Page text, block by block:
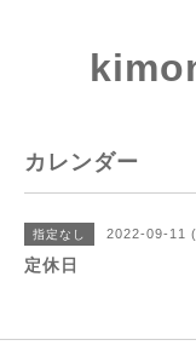
カレンダー
指定なし 2022-09-11
定休日